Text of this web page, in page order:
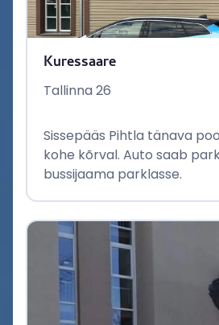
Kuressaare
Tallinna 26
Sissepääs Pihtla tänava
kohe kõrval. Auto saab
bussijaama parklasse.